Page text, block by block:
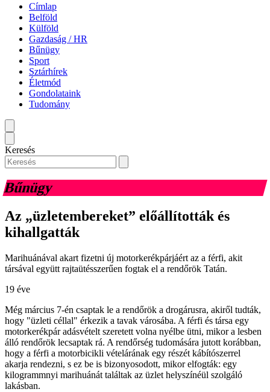
Címlap
Belföld
Külföld
Gazdaság / HR
Bűnügy
Sport
Sztárhírek
Életmód
Gondolataink
Tudomány
Keresés
Bűnügy
Az „üzletembereket” előállították és
kihallgatták
Marihuánával akart fizetni új motorkerékpárjáért az a férfi, akit
társával együtt rajtaütésszerűen fogtak el a rendőrök Tatán.
19 éve
Még március 7-én csaptak le a rendőrök a drogárusra, akiről tudták,
hogy "üzleti céllal" érkezik a tavak városába. A férfi és társa egy
motorkerékpár adásvételt szeretett volna nyélbe ütni, mikor a lesben
álló rendőrök lecsaptak rá. A rendőrség tudomására jutott korábban,
hogy a férfi a motorbicikli vételárának egy részét kábítószerrel
akarja rendezni, s ez be is bizonyosodott, mikor elfogták: egy
kilogrammnyi marihuánát találtak az üzlet helyszínéül szolgáló
lakásban.